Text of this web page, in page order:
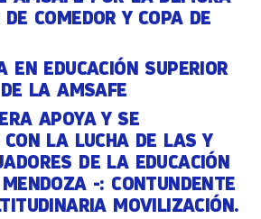
COMEDOR Y COPA DE
EN EDUCACIÓN SUPERIOR
LA AMSAFE
APOYA Y SE
LA LUCHA DE LAS Y
DE LA EDUCACIÓN
-: CONTUNDENTE
MOVILIZACIÓN.